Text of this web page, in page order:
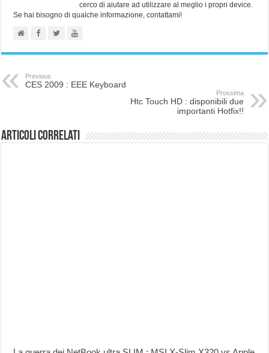
cerco di aiutare ad utilizzare al meglio i propri device.
Se hai bisogno di qualche informazione, contattami!
Previous
CES 2009 : EEE Keyboard
Prossima
Htc Touch HD : disponibili due
importanti Hotfix!!
Articoli correlati